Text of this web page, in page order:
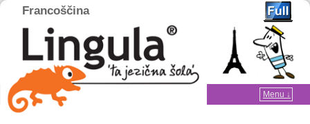
Francoščina
Home
Menu ↓
Skip to primary content
Skip to secondary content